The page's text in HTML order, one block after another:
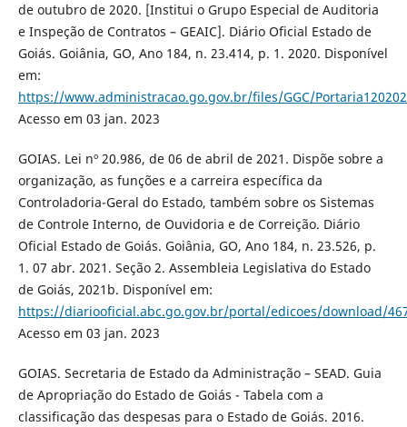
de outubro de 2020. [Institui o Grupo Especial de Auditoria
e Inspeção de Contratos – GEAIC]. Diário Oficial Estado de
Goiás. Goiânia, GO, Ano 184, n. 23.414, p. 1. 2020. Disponível
em:
https://www.administracao.go.gov.br/files/GGC/
Acesso em 03 jan. 2023
GOIAS. Lei nº 20.986, de 06 de abril de 2021. Dispõe sobre a
organização, as funções e a carreira específica da
Controladoria-Geral do Estado, também sobre os Sistemas
de Controle Interno, de Ouvidoria e de Correição. Diário
Oficial Estado de Goiás. Goiânia, GO, Ano 184, n. 23.526, p.
1. 07 abr. 2021. Seção 2. Assembleia Legislativa do Estado
de Goiás, 2021b. Disponível em:
https://diariooficial.abc.go.gov.br/portal/edicoes/download/
Acesso em 03 jan. 2023
GOIAS. Secretaria de Estado da Administração – SEAD. Guia
de Apropriação do Estado de Goiás - Tabela com a
classificação das despesas para o Estado de Goiás. 2016.